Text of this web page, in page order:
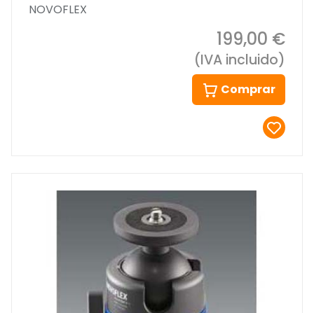
NOVOFLEX
199,00 €
(IVA incluido)
Comprar